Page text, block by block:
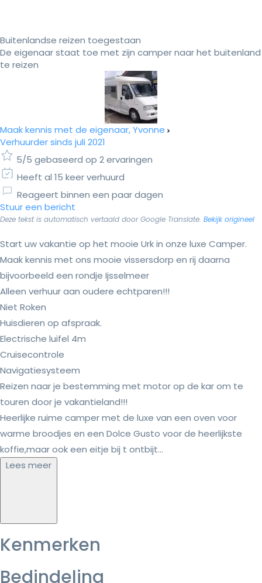
Buitenlandse reizen toegestaan
De eigenaar staat toe met zijn camper naar het buitenland
te reizen
Maak kennis met de eigenaar, Yvonne
Verhuurder sinds juli 2021
5/5 gebaseerd op 2 ervaringen
Heeft al 15 keer verhuurd
Reageert binnen een paar dagen
Stuur een bericht
Deze tekst is automatisch vertaald door Google Translate. Bekijk origineel
Start uw vakantie op het mooie Urk in onze luxe Camper.
Maak kennis met ons mooie vissersdorp en rij daarna
bijvoorbeeld een rondje Ijsselmeer
Alleen verhuur aan oudere echtparen!!!
Niet Roken
Huisdieren op afspraak.
Electrische luifel 4m
Cruisecontrole
Navigatiesysteem
Reizen naar je bestemming met motor op de kar om te
touren door je vakantieland!!!
Heerlijke ruime camper met de luxe van een oven voor
warme broodjes en een Dolce Gusto voor de heerlijkste
koffie,maar ook een eitje bij t ontbijt...
Lees meer
Kenmerken
Bedindeling